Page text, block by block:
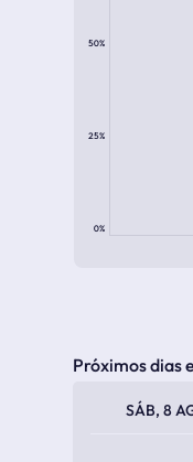
50%
25%
0%
Próximos dias
SÁB, 8